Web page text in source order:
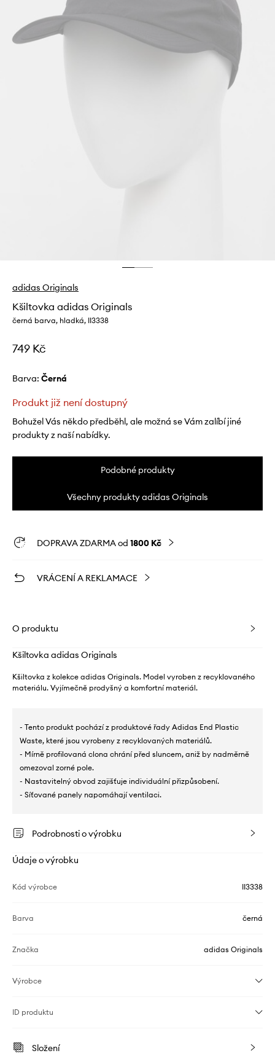
adidas Originals
Kšiltovka adidas Originals
černá barva, hladká, II3338
749 Kč
Barva: černá
Produkt již není dostupný
Bohužel Vás někdo předběhl, ale možná se Vám zalíbí jiné
produkty z naší nabídky.
Podobné produkty
Všechny produkty adidas Originals
DOPRAVA ZDARMA od 1800 Kč
VRÁCENÍ A REKLAMACE
O produktu
Kšiltovka adidas Originals
Kšiltovka z kolekce adidas Originals. Model vyroben z recyklovaného
materiálu. Vyjímečně prodyšný a komfortní materiál.
- Tento produkt pochází z produktové řady Adidas End Plastic
Waste, které jsou vyrobeny z recyklovaných materiálů.
- Mírně profilovaná clona chrání před sluncem, aniž by nadměrně
omezoval zorné pole.
- Nastavitelný obvod zajišťuje individuální přizpůsobení.
- Síťované panely napomáhají ventilaci.
Podrobnosti o výrobku
Údaje o výrobku
Kód výrobce II3338
Barva černá
Značka adidas Originals
Výrobce
ID produktu
Složení